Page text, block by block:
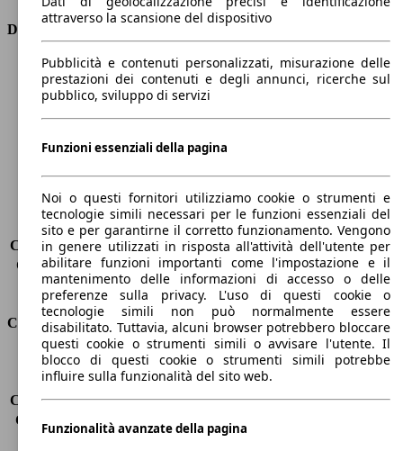
Dimensioni
Lunghezza
4560 mm
Altezza
1510 mm
Larghezza
Peso massimo
-
Sedili
5
Carico sul tetto
-
Capacità di traino (senza freni) -
Capacità di traino (con freni)
1800 kg
Volume del bagagliaio
476 - 1516 l
Consumi
Emissioni di CO2*
105 g/km (komb.)
Consumo (urbano)
4.7 l/100km
Consumo (extra-urbano) 3.7 l/100km
Consumo (combinato)*
4.0 l/100km
attraverso la scansione del dispositivo
Pubblicità e contenuti personalizzati, misurazione delle
prestazioni dei contenuti e degli annunci, ricerche sul
pubblico, sviluppo di servizi
Funzioni essenziali della pagina
Noi o questi fornitori utilizziamo cookie o strumenti e
tecnologie simili necessari per le funzioni essenziali del
sito e per garantirne il corretto funzionamento. Vengono
in genere utilizzati in risposta all'attività dell'utente per
abilitare funzioni importanti come l'impostazione e il
mantenimento delle informazioni di accesso o delle
preferenze sulla privacy. L'uso di questi cookie o
tecnologie simili non può normalmente essere
disabilitato. Tuttavia, alcuni browser potrebbero bloccare
questi cookie o strumenti simili o avvisare l'utente. Il
blocco di questi cookie o strumenti simili potrebbe
influire sulla funzionalità del sito web.
Funzionalità avanzate della pagina